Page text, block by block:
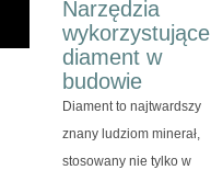
Narzędzia
wykorzystujące
diament w
budowie
Diament to najtwardszy
znany ludziom minerał,
stosowany nie tylko w